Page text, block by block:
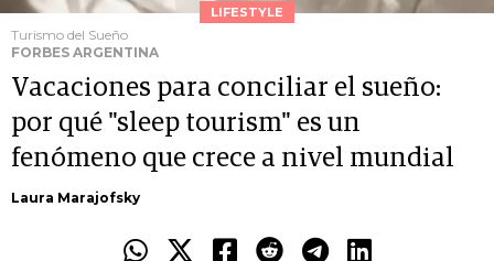
LIFESTYLE
Turismo del Sueño
FORBES ARGENTINA
Vacaciones para conciliar el sueño:
por qué "sleep tourism" es un
fenómeno que crece a nivel mundial
Laura Marajofsky